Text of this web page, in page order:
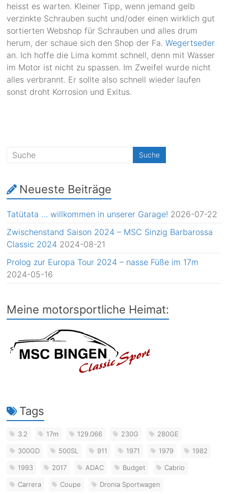
heisst es warten. Kleiner Tipp, wenn jemand gelb
verzinkte Schrauben sucht und/oder einen wirklich gut
sortierten Webshop für Schrauben und alles drum
herum, der schaue sich den Shop der Fa.Wegertseder
an. Ich hoffe die Lima kommt schnell, denn mit Wasser
im Motor ist nicht zu spassen. Im Zweifel wurde nicht
alles verbrannt. Er sollte also schnell wieder laufen
sonst droht Korrosion und Exitus.
Neueste Beiträge
Tatütata … willkommen in unserer Garage! 2026-07-22
Zwischenstand Saison 2024 – MSC Sinzig Barbarossa
Classic 2024 2024-08-21
Prolog zur Europa Tour 2024 – nasse Füße im 17m
2024-05-16
Meine motorsportliche Heimat:
Tags
3.2 17m 129.066 230G 280GE
300GD 500SL 911 1971 1979 1982
1993 2017 ADAC Budget Cabrio
Carrera Coupe Dronia Sportwagen